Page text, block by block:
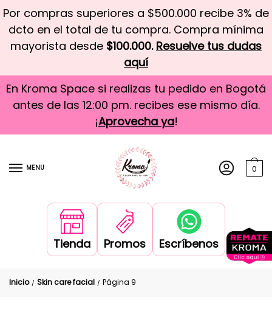
Por compras superiores a $500.000 recibe 3% de
dcto en el total de tu compra. Compra mínima
mayorista desde $100.000. Resuelve tus dudas
aquí
En Kroma Space si realizas tu pedido en Bogotá
antes de las 12:00 pm. recibes ese mismo día.
¡Aprovecha ya!
MENU 0
Tienda Promos Escríbenos
Inicio / Skin care facial / Página 9